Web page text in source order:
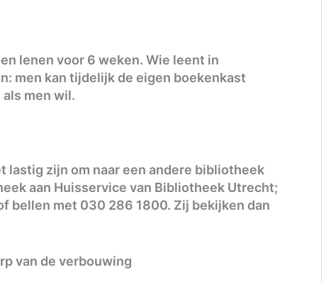
lenen voor 6 weken. Wie leent in
men kan tijdelijk de eigen boekenkast
men wil.
lastig zijn om naar een andere bibliotheek
aan Huisservice van Bibliotheek Utrecht;
bellen met 030 286 1800. Zij bekijken dan
van de verbouwing